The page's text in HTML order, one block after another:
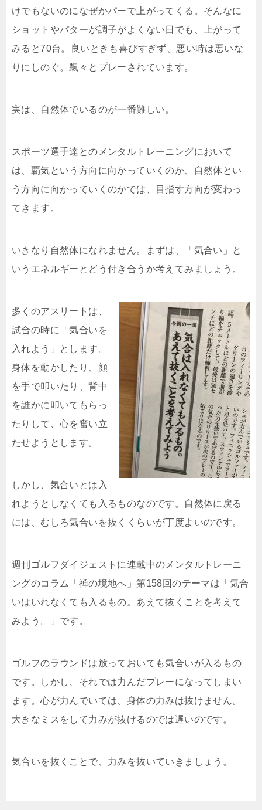
けでもないのになぜかパーで上がってくる。そんなに
ショットやパターが調子がよくない日でも、上がって
みると70台。良いときも喜びすぎず、悪い時は悪いな
りにしのぐ。飄々とプレーされています。
実は、自然体でいるのが一番難しい。
スポーツ選手達とのメンタルトレーニングにおいて
は、覇気という方向に向かっていくのか、自然体とい
う方向に向かっていくのかでは、目指す方向が変わっ
てきます。
いきなり自然体になれません。まずは、「気合い」と
いうエネルギーとどう付き合うか考えてみましょう。
多くのアスリートは、
試合の時に「気合いを
入れよう」とします。
身体を動かしたり、顔
を手で叩いたり、背中
を誰かに叩いてもらっ
たりして、心を奮い立
たせようとします。
しかし、気合いとは入
れようとしなくても入るものなのです。自然体に戻る
には、むしろ気合いを抜くくらいが丁度よいのです。
週刊ゴルフダイジェストに連載中のメンタルトレーニ
ングのコラム「禅の境地へ」第158回のテーマは「気合
いはいれなくても入るもの。あえて抜くことを考えて
みよう。」です。
ゴルフのラウンドは放っておいても気合いが入るもの
です。しかし、それでは力んだプレーになってしまい
ます。心が力んでいては、身体の力みは抜けません。
大きなミスをして力みが抜けるのでは遅いのです。
気合いを抜くことで、力みを抜いていきましょう。